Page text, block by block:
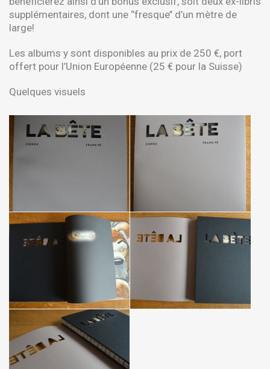
supplémentaires, dont une ‘’fresque’’ d’un mètre de
large!
Les albums y sont disponibles au prix de 250 €, port
offert pour l’Union Européenne (25 € pour la Suisse)
Quelques visuels